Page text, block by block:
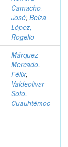
Camacho,
José; Beiza
López,
Rogelio
Márquez
Mercado,
Félix;
Valdeolivar
Soto,
Cuauhtémoc